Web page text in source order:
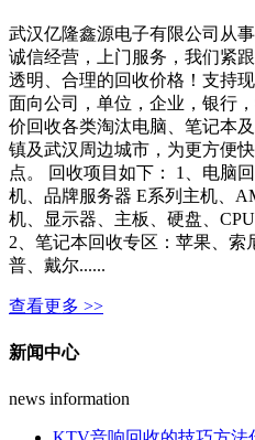
武汉亿隆鑫源电子有限公司从
诚信经营，上门服务，我们紧
透明、合理的回收价格！支持
面向公司，单位，企业，银行
价回收各类淘汰电脑、笔记本
镇及武汉周边城市，为更方便
点。 回收项目如下： 1、电脑
机、品牌服务器 E系列主机、
机、显示器、主板、硬盘、
2、笔记本回收专区：苹果、
普、戴尔......
查看更多 >>
新闻中心
news information